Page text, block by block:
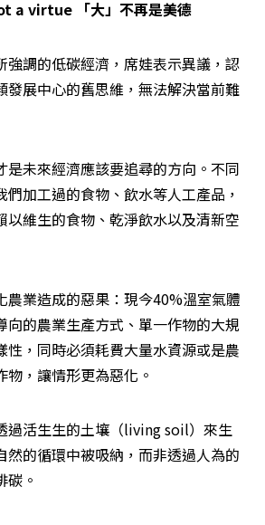
a virtue 「大」不再是美德
強調的低碳經濟，席娃表示異議，認
發展中心的舊思維，無法解決當前難
是未來經濟應該要追尋的方向。不同
加工過的食物、飲水等人工產品，
以維生的食物、乾淨飲水以及清新空
農業造成的惡果：現今40%溫室氣體
向的農業生產方式、單一作物的大規
性，同時必須耗費大量水資源或是農
，讓情形更為惡化。
過活生生的土壤（living soil）來生
然的循環中被吸納，而非透過人為的
碳。